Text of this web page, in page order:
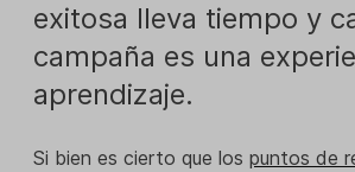
exitosa lleva tiempo y
campaña es una
aprendizaje.
Si bien es cierto que los puntos de